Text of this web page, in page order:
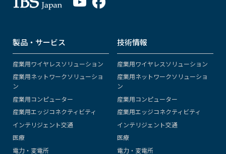
製品・サービス
産業用ワイヤレスソリューション
産業用ネットワークソリューショ
ン
産業用コンピューター
産業用エッジコネクティビティ
インテリジェント交通
医療
電力・変電所
技術情報
産業用ワイヤレスソリューション
産業用ネットワークソリューショ
ン
産業用コンピューター
産業用エッジコネクティビティ
インテリジェント交通
医療
電力・変電所